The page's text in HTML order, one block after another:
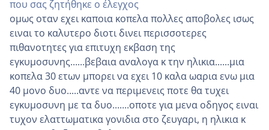
που σας ζητήθηκε ο έλεγχος
ομως οταν εχει καποια κοπελα πολλες αποβολες ισως
ειναι το καλυτερο διοτι δινει περισσοτερες
πιθανοτητες για επιτυχη εκβαση της
εγκυμοσυνης......βεβαια αναλογα κ την ηλικια......μια
κοπελα 30 ετων μπορει να εχει 10 καλα ωαρια ενω μια
40 μονο δυο.....αντε να περιμενεις ποτε θα τυχει
εγκυμοσυνη με τα δυο.......οποτε για μενα οδηγος ειναι
τυχον ελαττωματικα γονιδια στο ζευγαρι, η ηλικια κ